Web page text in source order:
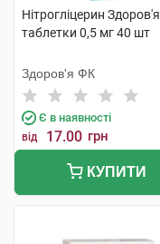
Нітрогліцерин Здоров'я
таблетки 0,5 мг 40 шт
Здоров'я ФК
Є в наявності
від 17.00 грн
КУПИТИ